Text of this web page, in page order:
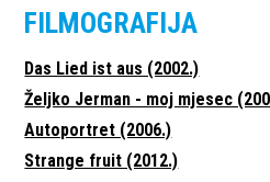
FILMOGRAFIJA
Das Lied ist aus (2002.)
Željko Jerman - moj mjesec
Autoportret (2006.)
Strange fruit (2012.)